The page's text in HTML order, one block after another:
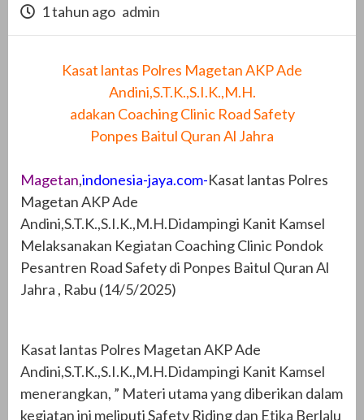
1 tahun ago admin
Kasat lantas Polres Magetan AKP Ade
Andini,S.T.K.,S.I.K.,M.H.
adakan Coaching Clinic Road Safety
Ponpes Baitul Quran Al Jahra
Magetan,indonesia-jaya.com-Kasat lantas Polres
Magetan AKP Ade
Andini,S.T.K.,S.I.K.,M.H.Didampingi Kanit Kamsel
Melaksanakan Kegiatan Coaching Clinic Pondok
Pesantren Road Safety di Ponpes Baitul Quran Al
Jahra , Rabu (14/5/2025)
Kasat lantas Polres Magetan AKP Ade
Andini,S.T.K.,S.I.K.,M.H.Didampingi Kanit Kamsel
menerangkan, ” Materi utama yang diberikan dalam
kegiatan ini meliputi Safety Riding dan Etika Berlalu